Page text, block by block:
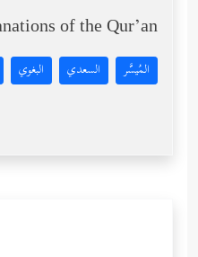
of the Qur’an:
المُيسَّر السعدي البغوي